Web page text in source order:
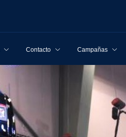
Contacto Campañas